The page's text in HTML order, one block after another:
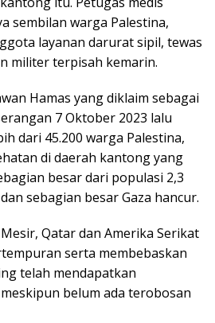
sembilan warga Palestina,
layanan darurat sipil, tewas
militer terpisah kemarin.
Hamas yang diklaim sebagai
7 Oktober 2023 lalu
dari 45.200 warga Palestina,
di daerah kantong yang
besar dari populasi 2,3
sebagian besar Gaza hancur.
Qatar dan Amerika Serikat
serta membebaskan
telah mendapatkan
belum ada terobosan